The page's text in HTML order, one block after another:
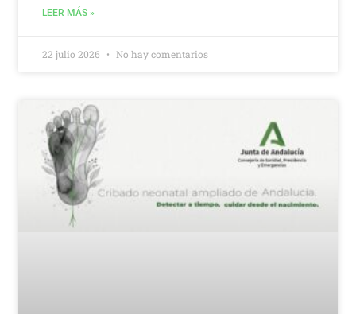
LEER MÁS »
22 julio 2026 No hay comentarios